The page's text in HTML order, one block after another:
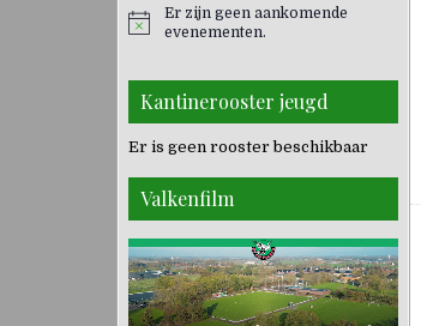
Er zijn geen aankomende
evenementen.
Kantinerooster jeugd
Er is geen rooster beschikbaar
Valkenfilm